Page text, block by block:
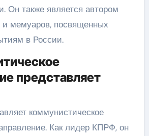
Он также является автором
и мемуаров, посвященных
в России.
представляет
коммунистическое
Как лидер КПРФ, он